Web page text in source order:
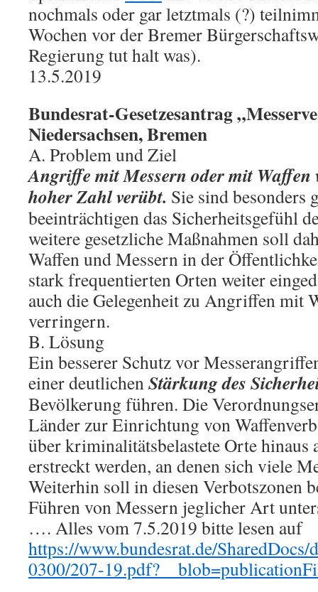
nochmals oder gar letztmals (?)
Wochen vor der Bremer
Regierung tut halt was).
13.5.2019
Bundesrat-Gesetzesantrag
Niedersachsen, Bremen
A. Problem und Ziel
Angriffe mit Messern oder mit Waffen
hoher Zahl verübt. Sie sind besonders
beeinträchtigen das Sicherheitsgefühl
weitere gesetzliche Maßnahmen soll
Waffen und Messern in der
stark frequentierten Orten weiter
auch die Gelegenheit zu Angriffen mit
verringern.
B. Lösung
Ein besserer Schutz vor
einer deutlichenStärkung des
Bevölkerung führen. Die
Länder zur Einrichtung von
über kriminalitätsbelastete Orte hinaus
erstreckt werden, an denen sich viele
Weiterhin soll in diesen Verbotszonen
Führen von Messern jeglicher Art
…. Alles vom 7.5.2019 bitte lesen auf
https://www.bundesrat.de/
0300/207-